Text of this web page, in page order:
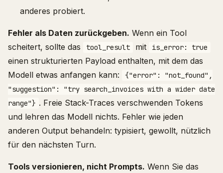
anderes probiert.
Fehler als Daten zurückgeben. Wenn ein Tool
scheitert, sollte das
tool_result mit is_error: true
einen strukturierten Payload enthalten, mit dem das
Modell etwas anfangen kann:
{"error": "not_found",
"suggestion": "try search_invoices with a wider date
range"} . Freie Stack-Traces verschwenden Tokens
und lehren das Modell nichts. Fehler wie jeden
anderen Output behandeln: typisiert, gewollt, nützlich
für den nächsten Turn.
Tools versionieren, nicht Prompts. Wenn Sie das